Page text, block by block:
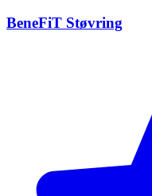
BeneFiT Støvring